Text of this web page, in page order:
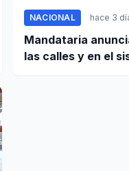
NACIONAL hace 3
Mandataria
las calles y en el